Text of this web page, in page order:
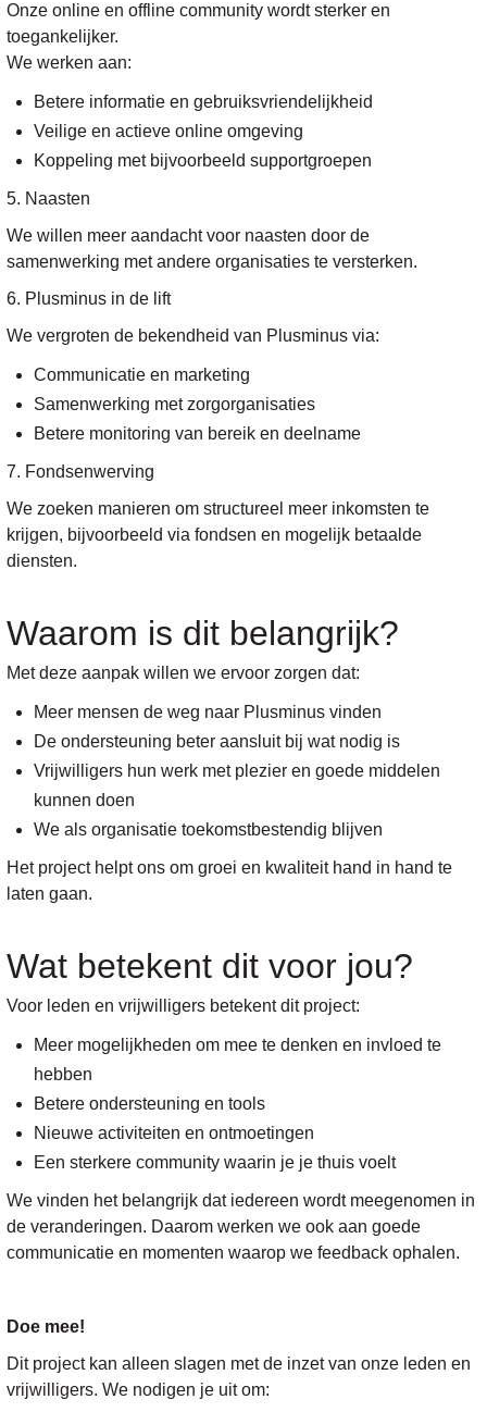
Onze online en offline community wordt sterker en
toegankelijker.
We werken aan:
Betere informatie en gebruiksvriendelijkheid
Veilige en actieve online omgeving
Koppeling met bijvoorbeeld supportgroepen
5. Naasten
We willen meer aandacht voor naasten door de
samenwerking met andere organisaties te versterken.
6. Plusminus in de lift
We vergroten de bekendheid van Plusminus via:
Communicatie en marketing
Samenwerking met zorgorganisaties
Betere monitoring van bereik en deelname
7. Fondsenwerving
We zoeken manieren om structureel meer inkomsten te
krijgen, bijvoorbeeld via fondsen en mogelijk betaalde
diensten.
Waarom is dit belangrijk?
Met deze aanpak willen we ervoor zorgen dat:
Meer mensen de weg naar Plusminus vinden
De ondersteuning beter aansluit bij wat nodig is
Vrijwilligers hun werk met plezier en goede middelen
kunnen doen
We als organisatie toekomstbestendig blijven
Het project helpt ons om groei en kwaliteit hand in hand te
laten gaan.
Wat betekent dit voor jou?
Voor leden en vrijwilligers betekent dit project:
Meer mogelijkheden om mee te denken en invloed te
hebben
Betere ondersteuning en tools
Nieuwe activiteiten en ontmoetingen
Een sterkere community waarin je je thuis voelt
We vinden het belangrijk dat iedereen wordt meegenomen in
de veranderingen. Daarom werken we ook aan goede
communicatie en momenten waarop we feedback ophalen.
Doe mee!
Dit project kan alleen slagen met de inzet van onze leden en
vrijwilligers. We nodigen je uit om: